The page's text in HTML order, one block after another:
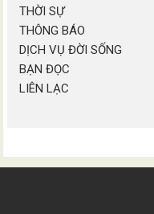
THỜI SỰ
THÔNG BÁO
DỊCH VỤ ĐỜI SỐNG
BẠN ĐỌC
LIÊN LẠC